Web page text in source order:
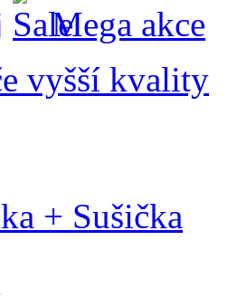
Mega akce
vyšší kvality
+ Sušička